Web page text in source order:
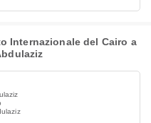
Internazionale del Cairo a